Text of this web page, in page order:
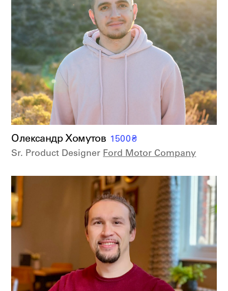
Олександр Хомутов 1500₴
Sr. Product Designer Ford Motor Company